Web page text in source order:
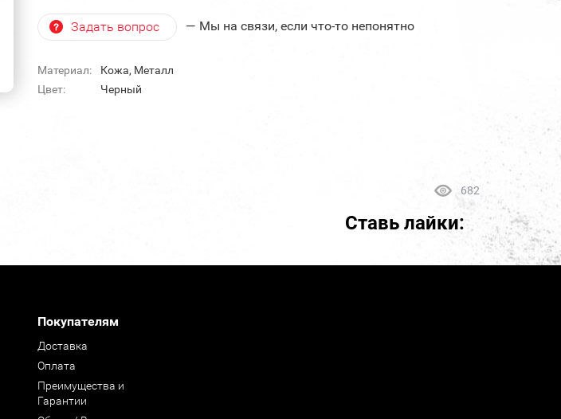
Задать вопрос — Мы на связи, если что-то непонятно
Материал:
Кожа, Металл
Цвет:
Черный
682
Ставь лайки:
Покупателям
Доставка
Оплата
Преимущества и
Гарантии